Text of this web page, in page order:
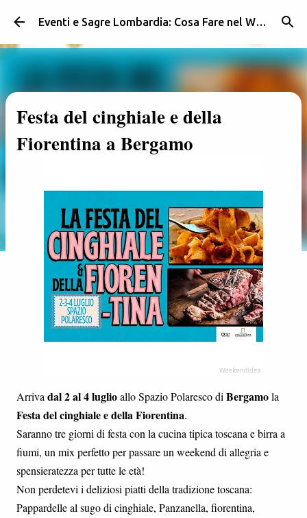
Passa ai contenuti principali Eventi e Sagre Lombardia: Cosa Fare nel Weekend | Weekendidea
Festa del cinghiale e della
Fiorentina a Bergamo
Arriva dal 2 al 4 luglioallo Spazio Polaresco di Bergamola
Festa del cinghiale e della Fiorentina.
Saranno tre giorni di festa con la cucina tipica toscana e birra a
fiumi, un mix perfetto per passare un weekend di allegria e
spensieratezza per tutte le età!
Non perdetevi i deliziosi piatti della tradizione toscana:
Pappardelle al sugo di cinghiale, Panzanella, fiorentina,